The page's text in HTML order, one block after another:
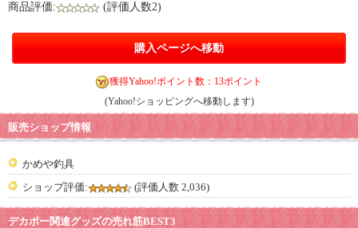
商品評価: (評価人数2)
購入ページへ移動
獲得Yahoo!ポイント数：13ポイント
(Yahoo!ショッピングへ移動します)
販売ショップ情報
かめや釣具
ショップ評価:
(評価人数 2,036)
デカボー関連グッズの売れ筋BEST3